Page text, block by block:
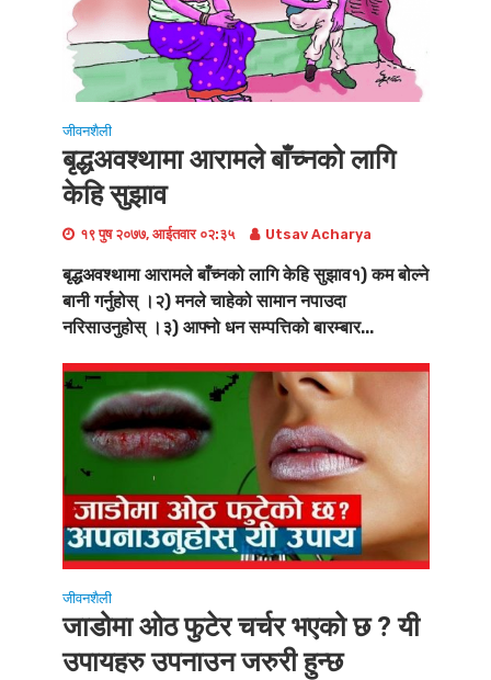
जीवनशैली
बृद्धअवश्थामा आरामले बाँच्नको लागि
केहि सुझाव
१९ पुष २०७७, आईतवार ०२:३५ Utsav Acharya
बृद्धअवश्थामा आरामले बाँच्नको लागि केहि सुझाव१) कम बोल्ने
बानी गर्नुहोस् ।२) मनले चाहेको सामान नपाउदा
नरिसाउनुहोस् ।३) आफ्नो धन सम्पत्तिको बारम्बार...
जीवनशैली
जाडोमा ‌ओठ फुटेर चर्चर भएको छ ? यी
उपायहरु उपनाउन जरुरी हुन्छ